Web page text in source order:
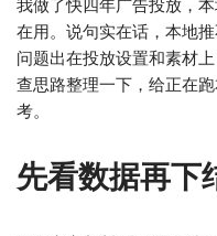
我做了快四年广告投放，
在用。说句实在话，本地
问题出在投放设置和素材
查思路整理一下，给正在
考。
先看数据再下